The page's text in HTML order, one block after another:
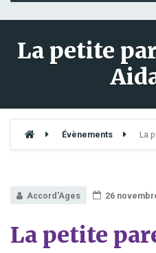
La petite
Évènements La
Accord'Ages 26
La petite